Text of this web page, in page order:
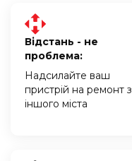
Відстань - не
проблема:
Надсилайте ваш
пристрій на ремонт з
іншого міста